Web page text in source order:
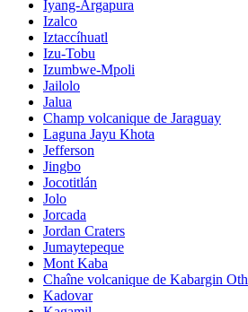
Iyang-Argapura
Izalco
Iztaccíhuatl
Izu-Tobu
Izumbwe-Mpoli
Jailolo
Jalua
Champ volcanique de Jaraguay
Laguna Jayu Khota
Jefferson
Jingbo
Jocotitlán
Jolo
Jorcada
Jordan Craters
Jumaytepeque
Mont Kaba
Chaîne volcanique de Kabargin Oth
Kadovar